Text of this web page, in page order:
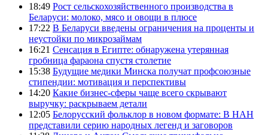
18:49 Рост сельскохозяйственного производства в
Беларуси: молоко, мясо и овощи в плюсе
17:22 В Беларуси введены ограничения на проценты и
неустойки по микрозаймам
16:21 Сенсация в Египте: обнаружена утерянная
гробница фараона спустя столетие
15:38 Будущие медики Минска получат профсоюзные
стипендии: мотивация и перспективы
14:20 Какие бизнес-сферы чаще всего скрывают
выручку: раскрываем детали
12:05 Белорусский фольклор в новом формате: В НАН
представили серию народных легенд и заговоров